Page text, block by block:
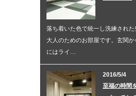
で楽しい雰囲気
対側にはブラウ
Ｏｌｄ Ｎ
落ち着いた色で統一し洗練され
大人のためのお部屋です。玄関
にはライ…
2016/5/4
至福の時間